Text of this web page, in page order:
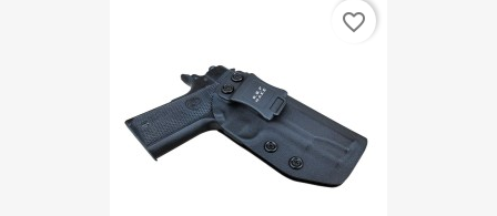
favorite_border